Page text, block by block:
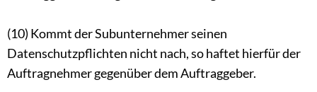
(10) Kommt der Subunternehmer seinen
Datenschutzpflichten nicht nach, so haftet hierfür der
Auftragnehmer gegenüber dem Auftraggeber.